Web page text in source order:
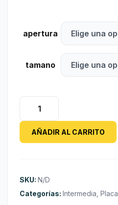
apertura
tamano
Puerta
Interior
Oblak
Moldeada
M/M
cantidad
AÑADIR AL CARRITO
SKU: N/D
Categorías: Intermedia Placa